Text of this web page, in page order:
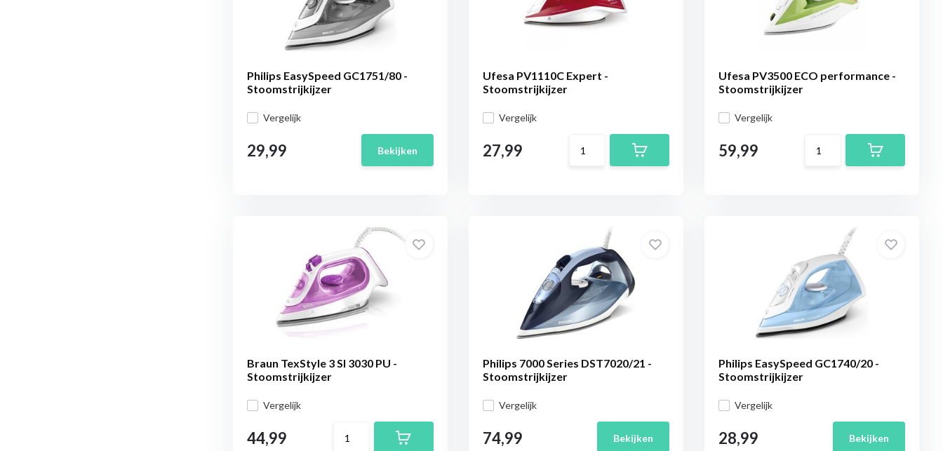
Philips EasySpeed GC1751/80 -
Stoomstrijkijzer
Vergelijk
29,99 Bekijken
Ufesa PV1110C Expert -
Stoomstrijkijzer
Vergelijk
27,99
Ufesa PV3500 ECO performance -
Stoomstrijkijzer
Vergelijk
59,99
Braun TexStyle 3 SI 3030 PU -
Stoomstrijkijzer
Vergelijk
44,99
Philips 7000 Series DST7020/21 -
Stoomstrijkijzer
Vergelijk
74,99 Bekijken
Philips EasySpeed GC1740/20 -
Stoomstrijkijzer
Vergelijk
28,99 Bekijken